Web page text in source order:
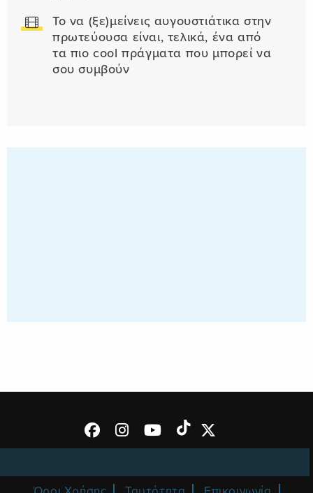
Το να (ξε)μείνεις αυγουστιάτικα στην
πρωτεύουσα είναι, τελικά, ένα από
τα πιο cool πράγματα που μπορεί να
σου συμβούν